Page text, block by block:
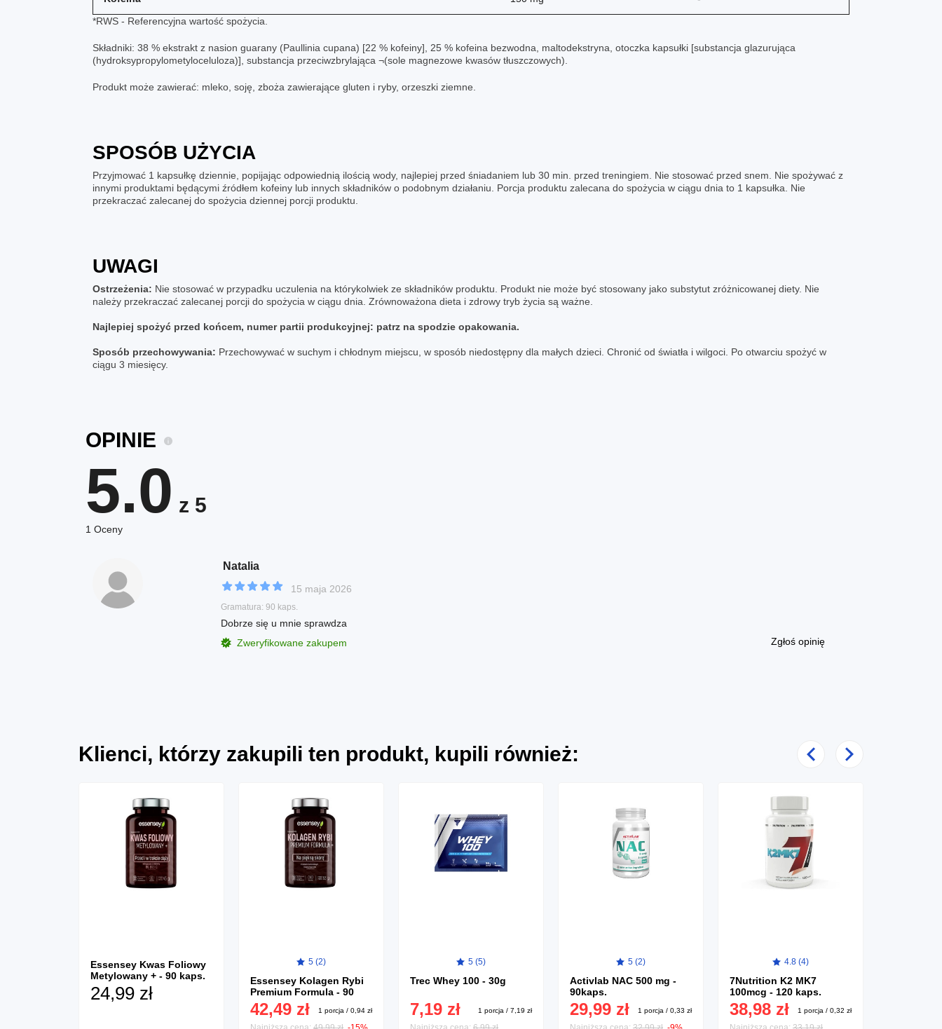
*RWS - Referencyjna wartość spożycia.
Składniki: 38 % ekstrakt z nasion guarany (Paullinia cupana) [22 % kofeiny], 25 % kofeina bezwodna, maltodekstryna, otoczka kapsułki [substancja glazurująca
(hydroksypropylometyloceluloza)], substancja przeciwzbrylająca ¬(sole magnezowe kwasów tłuszczowych).
Produkt może zawierać: mleko, soję, zboża zawierające gluten i ryby, orzeszki ziemne.
SPOSÓB UŻYCIA
Przyjmować 1 kapsułkę dziennie, popijając odpowiednią ilością wody, najlepiej przed śniadaniem lub 30 min. przed treningiem. Nie stosować przed snem. Nie spożywać z
innymi produktami będącymi źródłem kofeiny lub innych składników o podobnym działaniu. Porcja produktu zalecana do spożycia w ciągu dnia to 1 kapsułka. Nie
przekraczać zalecanej do spożycia dziennej porcji produktu.
UWAGI
Ostrzeżenia: Nie stosować w przypadku uczulenia na którykolwiek ze składników produktu. Produkt nie może być stosowany jako substytut zróżnicowanej diety. Nie
należy przekraczać zalecanej porcji do spożycia w ciągu dnia. Zrównoważona dieta i zdrowy tryb życia są ważne.
Najlepiej spożyć przed końcem, numer partii produkcyjnej: patrz na spodzie opakowania.
Sposób przechowywania: Przechowywać w suchym i chłodnym miejscu, w sposób niedostępny dla małych dzieci. Chronić od światła i wilgoci. Po otwarciu spożyć w
ciągu 3 miesięcy.
OPINIE
5.0 z 5
1 Oceny
Natalia
15 maja 2026
Gramatura: 90 kaps.
Dobrze się u mnie sprawdza
Zweryfikowane zakupem
Zgłoś opinię
Klienci, którzy zakupili ten produkt, kupili również: PoprzedniNastępny
Essensey Kwas Foliowy
Metylowany + - 90 kaps.
24,99 zł
5 (2)
Essensey Kolagen Rybi
Premium Formula - 90
kaps.
42,49 zł 1 porcja / 0,94 zł
5 (5)
Trec Whey 100 - 30g
7,19 zł 1 porcja / 7,19 zł
5 (2)
Activlab NAC 500 mg -
90kaps.
29,99 zł 1 porcja / 0,33 zł
4.8 (4)
7Nutrition K2 MK7
100mcg - 120 kaps.
38,98 zł 1 porcja / 0,32 zł